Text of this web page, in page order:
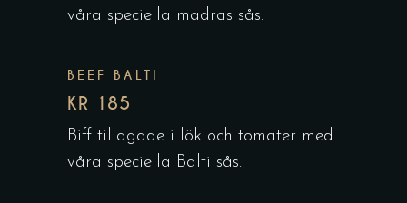
våra speciella madras sås.
BEEF BALTI
KR 185
Biff tillagade i lök och tomater med
våra speciella Balti sås.